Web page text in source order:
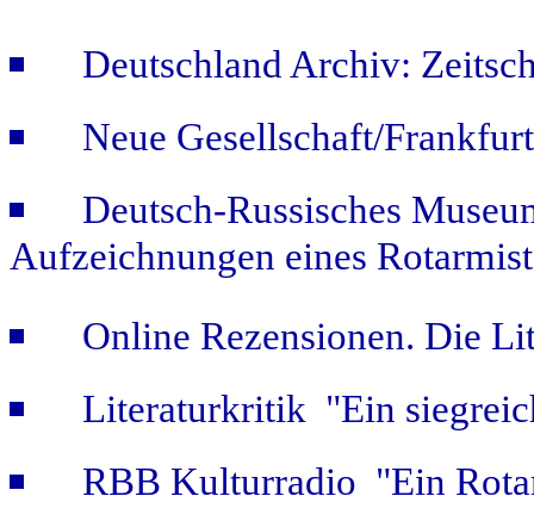
Deutschland Archiv:
Neue Gesellschaft/
Deutsch-Russisches
Aufzeichnungen eines
Online Rezensionen. Die
Literaturkritik "Ein
RBB Kulturradio "Ein